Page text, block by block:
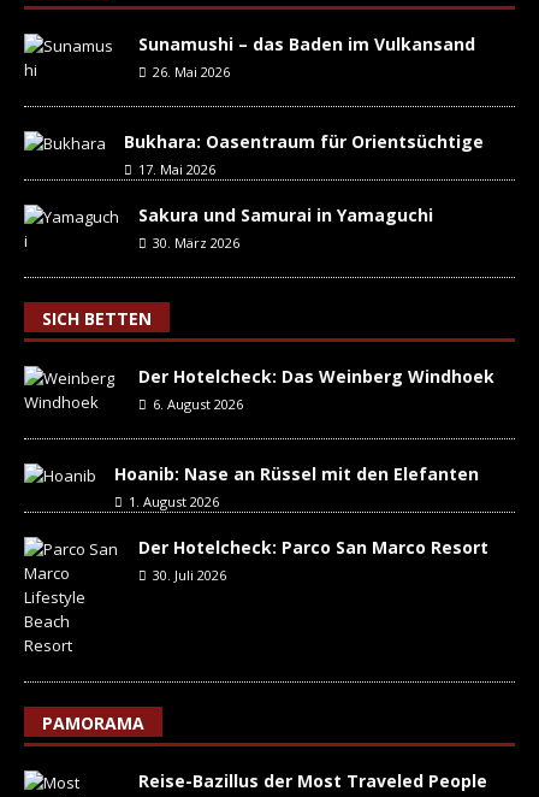
Sunamushi – das Baden im Vulkansand
26. Mai 2026
Bukhara: Oasentraum für Orientsüchtige
17. Mai 2026
Sakura und Samurai in Yamaguchi
30. März 2026
SICH BETTEN
Der Hotelcheck: Das Weinberg Windhoek
6. August 2026
Hoanib: Nase an Rüssel mit den Elefanten
1. August 2026
Der Hotelcheck: Parco San Marco Resort
30. Juli 2026
PAMORAMA
Reise-Bazillus der Most Traveled People